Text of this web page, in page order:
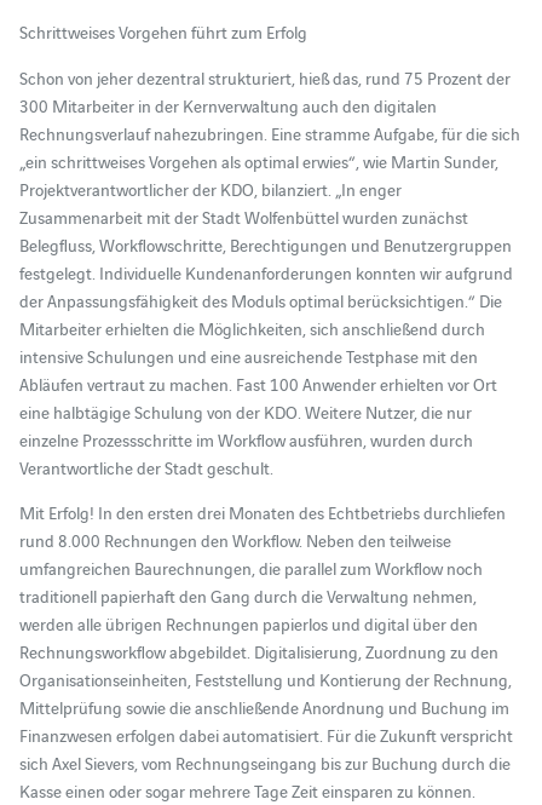
Schrittweises Vorgehen führt zum Erfolg
Schon von jeher dezentral strukturiert, hieß das, rund 75 Prozent der
300 Mitarbeiter in der Kernverwaltung auch den digitalen
Rechnungsverlauf nahezubringen. Eine stramme Aufgabe, für die sich
„ein schrittweises Vorgehen als optimal erwies“, wie Martin Sunder,
Projektverantwortlicher der KDO, bilanziert. „In enger
Zusammenarbeit mit der Stadt Wolfenbüttel wurden zunächst
Belegfluss, Workflowschritte, Berechtigungen und Benutzergruppen
festgelegt. Individuelle Kundenanforderungen konnten wir aufgrund
der Anpassungsfähigkeit des Moduls optimal berücksichtigen.“ Die
Mitarbeiter erhielten die Möglichkeiten, sich anschließend durch
intensive Schulungen und eine ausreichende Testphase mit den
Abläufen vertraut zu machen. Fast 100 Anwender erhielten vor Ort
eine halbtägige Schulung von der KDO. Weitere Nutzer, die nur
einzelne Prozessschritte im Workflow ausführen, wurden durch
Verantwortliche der Stadt geschult.
Mit Erfolg! In den ersten drei Monaten des Echtbetriebs durchliefen
rund 8.000 Rechnungen den Workflow. Neben den teilweise
umfangreichen Baurechnungen, die parallel zum Workflow noch
traditionell papierhaft den Gang durch die Verwaltung nehmen,
werden alle übrigen Rechnungen papierlos und digital über den
Rechnungsworkflow abgebildet. Digitalisierung, Zuordnung zu den
Organisationseinheiten, Feststellung und Kontierung der Rechnung,
Mittelprüfung sowie die anschließende Anordnung und Buchung im
Finanzwesen erfolgen dabei automatisiert. Für die Zukunft verspricht
sich Axel Sievers, vom Rechnungseingang bis zur Buchung durch die
Kasse einen oder sogar mehrere Tage Zeit einsparen zu können.